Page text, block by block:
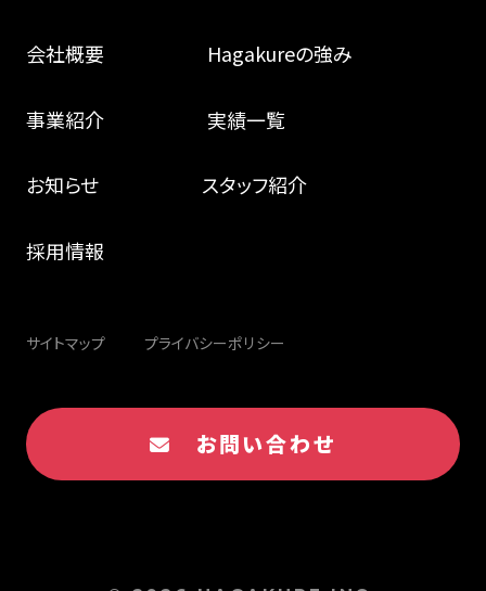
会社概要 Hagakureの強み
事業紹介 実績一覧
お知らせ スタッフ紹介
採用情報
サイトマップ プライバシーポリシー
お問い合わせ